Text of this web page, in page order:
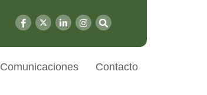
Comunicaciones Contacto